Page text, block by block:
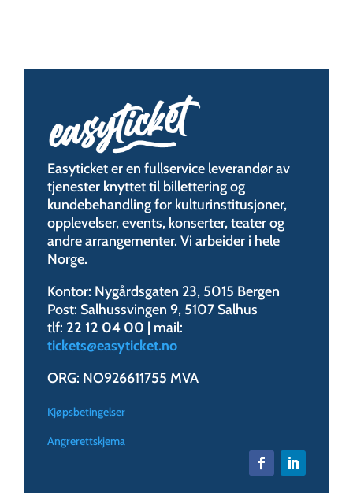
Easyticket er en fullservice leverandør av
tjenester knyttet til billettering og
kundebehandling for kulturinstitusjoner,
opplevelser, events, konserter, teater og
andre arrangementer. Vi arbeider i hele
Norge.
Kontor: Nygårdsgaten 23, 5015 Bergen
Post: Salhussvingen 9, 5107 Salhus
tlf: 22 12 04 00 | mail:
tickets@easyticket.no
ORG: NO926611755 MVA
Kjøpsbetingelser
Angrerettskjema